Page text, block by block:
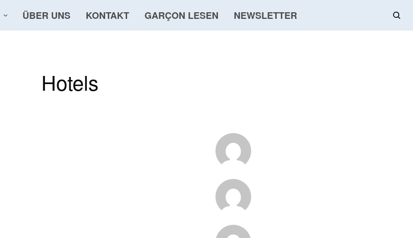
ÜBER UNS KONTAKT GARÇON LESEN NEWSLETTER
Hotels